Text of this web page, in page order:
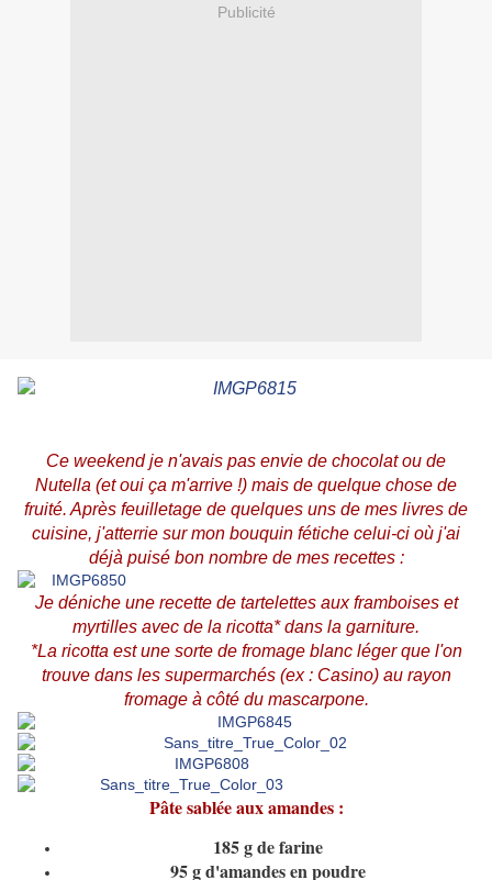
Publicité
Ce weekend je n'avais pas envie de chocolat ou de
Nutella (et oui ça m'arrive !) mais de quelque chose de
fruité. Après feuilletage de quelques uns de mes livres de
cuisine, j'atterrie sur mon bouquin fétiche celui-ci où j'ai
déjà puisé bon nombre de mes recettes :
Je déniche une recette de tartelettes aux framboises et
myrtilles avec de la ricotta* dans la garniture.
*La ricotta est une sorte de fromage blanc léger que l'on
trouve dans les supermarchés (ex : Casino) au rayon
fromage à côté du mascarpone.
Pâte sablée aux amandes :
185 g de farine
95 g d'amandes en poudre